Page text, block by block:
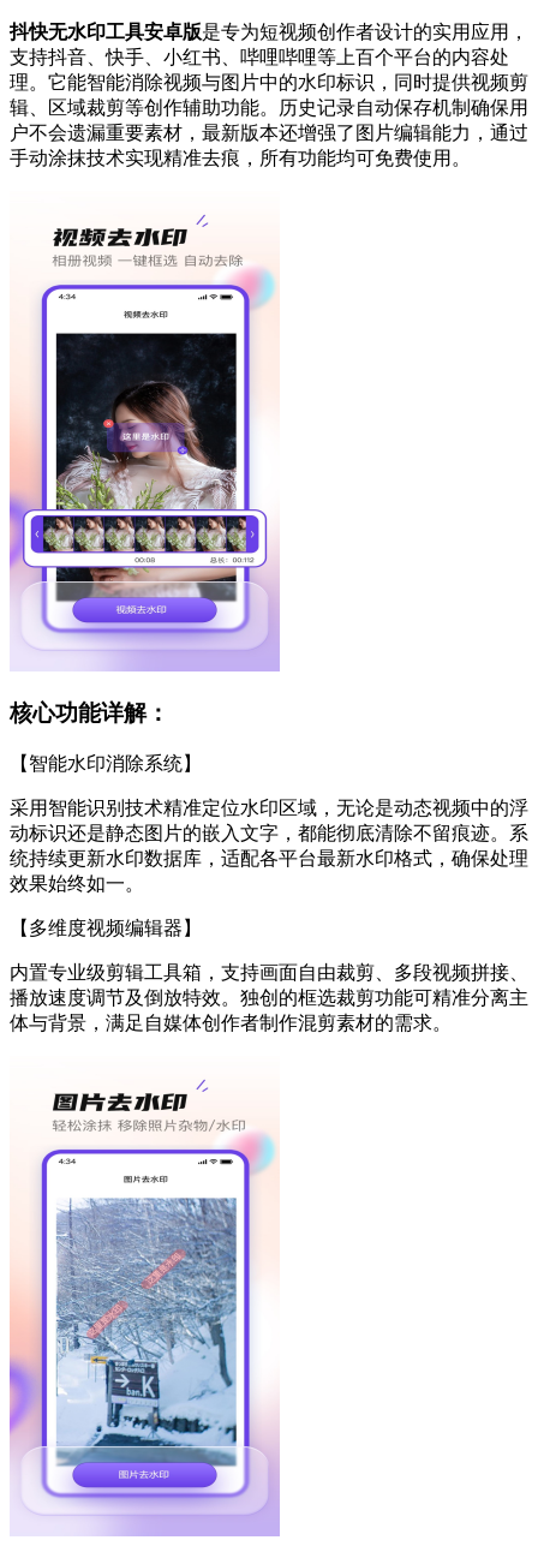
抖快无水印工具安卓版是专为短视频创作者设计的实用应用，
支持抖音、快手、小红书、哔哩哔哩等上百个平台的内容处
理。它能智能消除视频与图片中的水印标识，同时提供视频剪
辑、区域裁剪等创作辅助功能。历史记录自动保存机制确保用
户不会遗漏重要素材，最新版本还增强了图片编辑能力，通过
手动涂抹技术实现精准去痕，所有功能均可免费使用。
核心功能详解：
【智能水印消除系统】
采用智能识别技术精准定位水印区域，无论是动态视频中的浮
动标识还是静态图片的嵌入文字，都能彻底清除不留痕迹。系
统持续更新水印数据库，适配各平台最新水印格式，确保处理
效果始终如一。
【多维度视频编辑器】
内置专业级剪辑工具箱，支持画面自由裁剪、多段视频拼接、
播放速度调节及倒放特效。独创的框选裁剪功能可精准分离主
体与背景，满足自媒体创作者制作混剪素材的需求。